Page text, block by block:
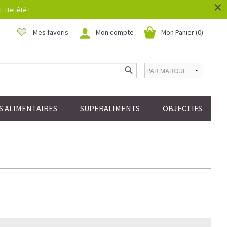
Bel été ! ×
Mon Panier (0)
Mon compte
Mes favoris
ALIMENTAIRES SUPERALIMENTS OBJECTIFS